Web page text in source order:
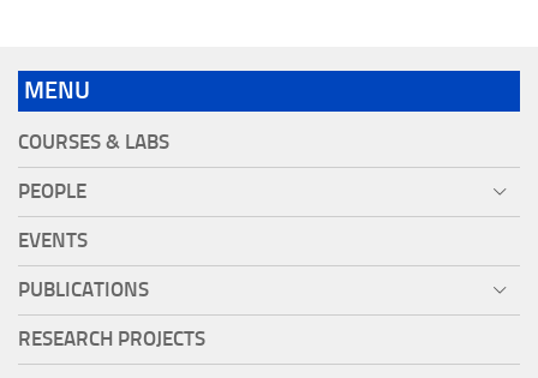
MENU
COURSES & LABS
PEOPLE
EVENTS
PUBLICATIONS
RESEARCH PROJECTS